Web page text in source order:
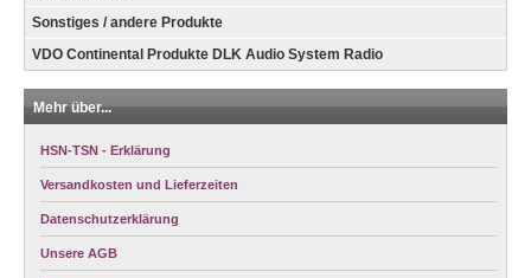
Sonstiges / andere Produkte
VDO Continental Produkte DLK Audio System Radio
Mehr über...
HSN-TSN - Erklärung
Versandkosten und Lieferzeiten
Datenschutzerklärung
Unsere AGB